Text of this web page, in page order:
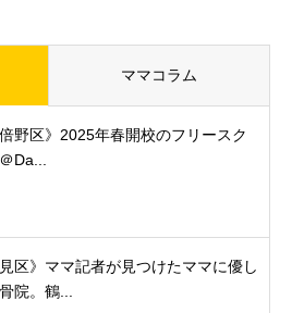
ママコラム
倍野区》2025年春開校のフリースク
Da...
見区》ママ記者が見つけたママに優し
院。鶴...